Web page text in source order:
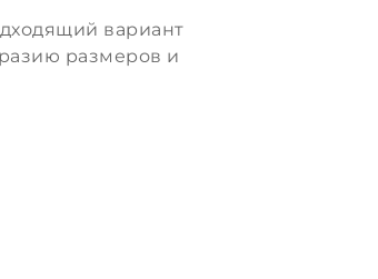
вариант
размеров и